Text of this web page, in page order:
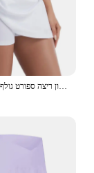
VITALINOVO קפלים טניס חצאית עבור נשים עם מכנסיים קצרים 3 כיסים גבוהה מותן נשים של אימון ריצה ספורט גולף Skorts חצאיות